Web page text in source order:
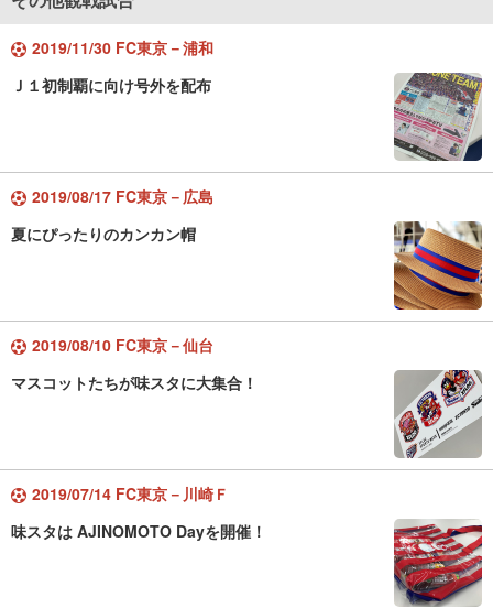
2019/11/30 FC東京－浦和
Ｊ１初制覇に向け号外を配布
2019/08/17 FC東京－広島
夏にぴったりのカンカン帽
2019/08/10 FC東京－仙台
マスコットたちが味スタに大集合！
2019/07/14 FC東京－川崎Ｆ
味スタは AJINOMOTO Dayを開催！